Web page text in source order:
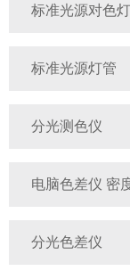
标准光源对色
标准光源灯管
分光测色仪
电脑色差仪 密
分光色差仪